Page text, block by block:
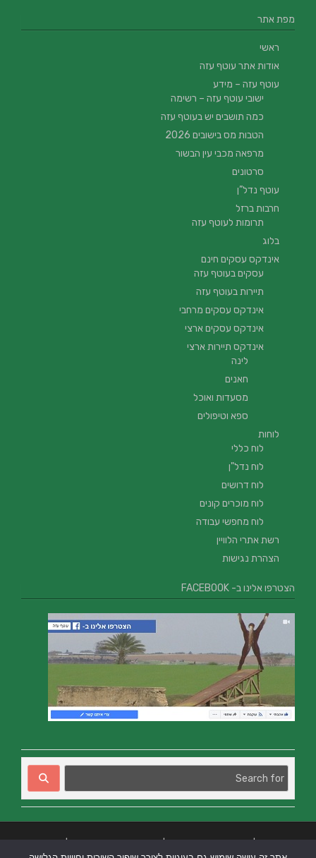
מפת אתר
ראשי
אודות אתר עוטף עזה
עוטף עזה – מידע
ישובי עוטף עזה – רשימה
כמה תושבים יש בעוטף עזה
הטבות מס בישובים 2026
מרפאה מכבי עין הבשור
סרטונים
עוטף נדל”ן
חרבות ברזל
תרומות לעוטף עזה
בלוג
אינדקס עסקים חינם
עסקים בעוטף עזה
תיירות בעוטף עזה
אינדקס עסקים מרחבי
אינדקס עסקים ארצי
אינדקס תיירות ארצי
לינה
חאנים
מסעדות ואוכל
ספא וטיפולים
לוחות
לוח כללי
לוח נדל"ן
לוח דרושים
לוח מוכרים קונים
לוח מחפשי עבודה
רשת אתרי הלוויין
הצהרת נגישות
הצטרפו אלינו ב- FACEBOOK